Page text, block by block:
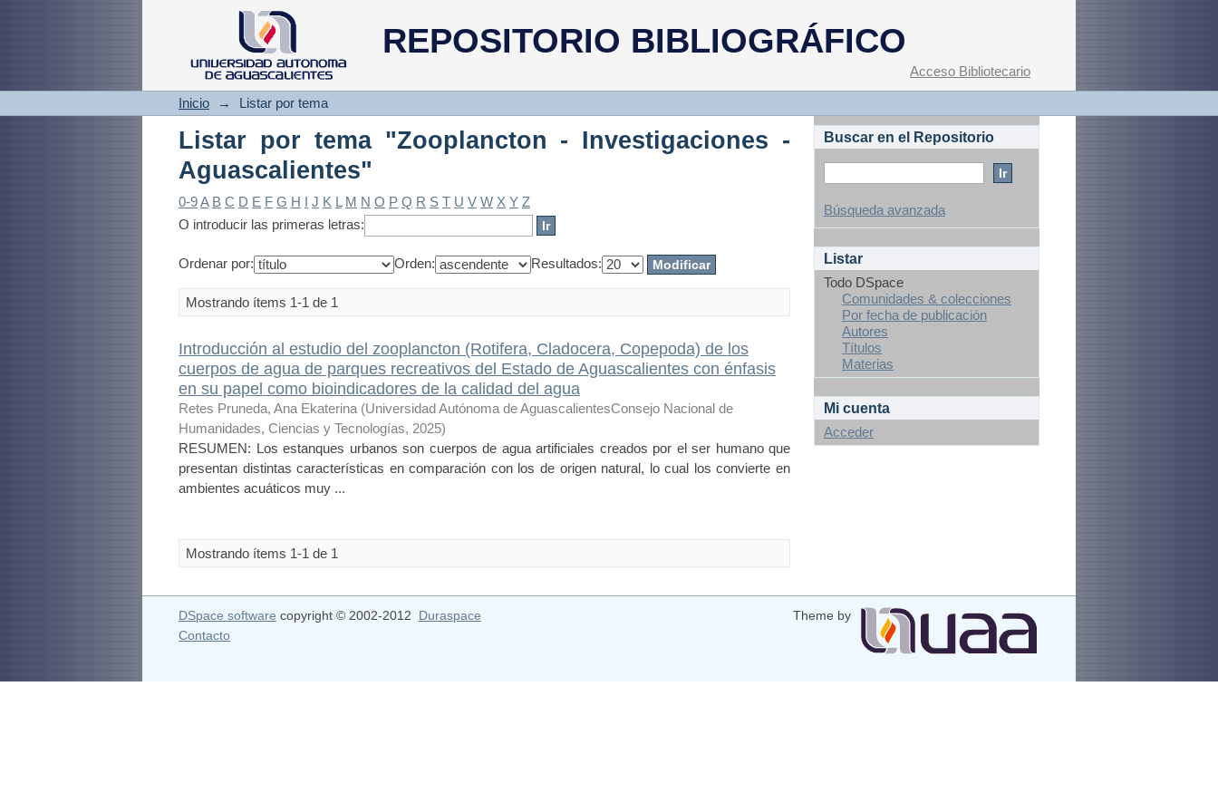
REPOSITORIO BIBLIOGRÁFICO
Listar por tema "Zooplancton - Investigaciones - Aguascalientes"
Acceso Bibliotecario
Inicio → Listar por tema
Listar por tema "Zooplancton - Investigaciones -
Aguascalientes"
0-9A B C D E F G H I J K L M N O P Q R S T U V W X Y Z
O introducir las primeras letras:
Ordenar por: Orden: Resultados:
Mostrando ítems 1-1 de 1
Introducción al estudio del zooplancton (Rotifera, Cladocera, Copepoda) de los
cuerpos de agua de parques recreativos del Estado de Aguascalientes con énfasis
en su papel como bioindicadores de la calidad del agua
Retes Pruneda, Ana Ekaterina (Universidad Autónoma de AguascalientesConsejo Nacional de
Humanidades, Ciencias y Tecnologías, 2025)
RESUMEN: Los estanques urbanos son cuerpos de agua artificiales creados por el ser humano que
presentan distintas características en comparación con los de origen natural, lo cual los convierte en
ambientes acuáticos muy ...
Mostrando ítems 1-1 de 1
Buscar en el Repositorio
Búsqueda avanzada
Listar
Todo DSpace
Comunidades & colecciones
Por fecha de publicación
Autores
Títulos
Materias
Mi cuenta
Acceder
DSpace software copyright © 2002-2012 Duraspace
Theme by
Contacto